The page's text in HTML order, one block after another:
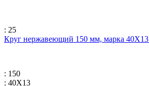
: 25
Круг нержавеющий 150 мм, марка 40Х13
: 150
: 40Х13